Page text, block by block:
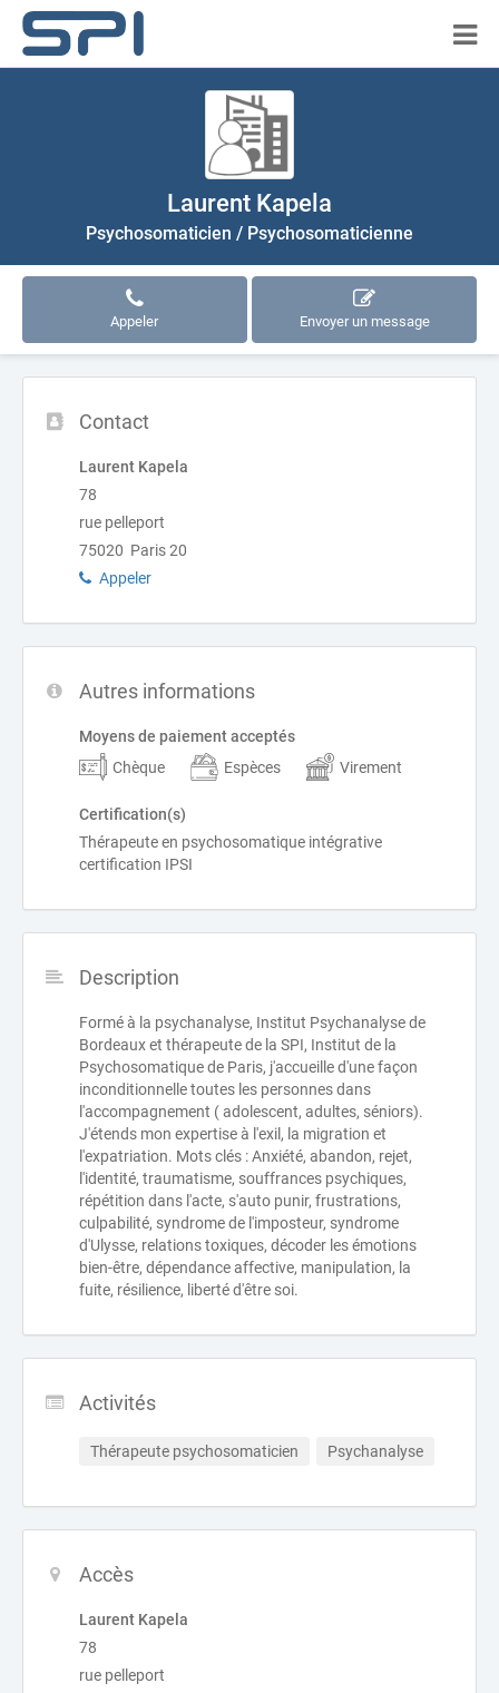
Laurent Kapela
Psychosomaticien / Psychosomaticienne
Appeler Envoyer un message
Contact
Laurent Kapela
78
rue pelleport
75020 Paris 20
Appeler
Autres informations
Moyens de paiement acceptés
Chèque
Espèces Virement
Certification(s)
Thérapeute en psychosomatique intégrative
certification IPSI
Description
Formé à la psychanalyse, Institut Psychanalyse de
Bordeaux et thérapeute de la SPI, Institut de la
Psychosomatique de Paris, j'accueille d'une façon
inconditionnelle toutes les personnes dans
l'accompagnement ( adolescent, adultes, séniors).
J'étends mon expertise à l'exil, la migration et
l'expatriation. Mots clés : Anxiété, abandon, rejet,
l'identité, traumatisme, souffrances psychiques,
répétition dans l'acte, s'auto punir, frustrations,
culpabilité, syndrome de l'imposteur, syndrome
d'Ulysse, relations toxiques, décoder les émotions
bien-être, dépendance affective, manipulation, la
fuite, résilience, liberté d'être soi.
Activités
Thérapeute psychosomaticien Psychanalyse
Accès
Laurent Kapela
78
rue pelleport